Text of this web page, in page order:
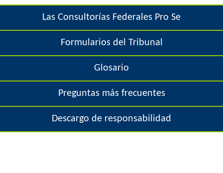
m
Las Consultorías Federales Pro Se
Formularios del Tribunal
Glosario
Preguntas más frecuentes
Descargo de responsabilidad